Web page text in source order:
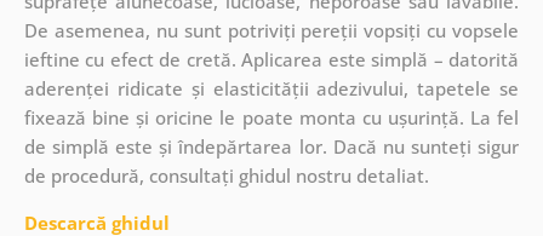
De asemenea, nu sunt potriviți pereții vopsiți cu vopsele
ieftine cu efect de cretă. Aplicarea este simplă – datorită
aderenței ridicate și elasticității adezivului, tapetele se
fixează bine și oricine le poate monta cu ușurință. La fel
de simplă este și îndepărtarea lor. Dacă nu sunteți sigur
de procedură, consultați ghidul nostru detaliat.
Descarcă ghidul